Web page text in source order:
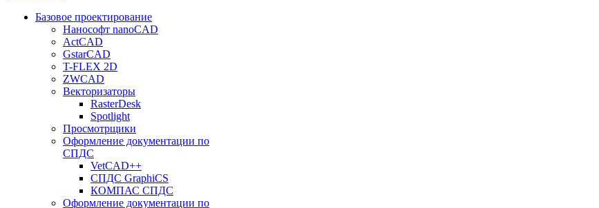
Базовое проектирование
Нанософт nanoCAD
ActCAD
GstarCAD
T-FLEX 2D
ZWCAD
Векторизаторы
RasterDesk
Spotlight
Просмотрщики
Оформление документации по
СПДС
VetCAD++
СПДС GraphiCS
КОМПАС СПДС
Оформление документации по